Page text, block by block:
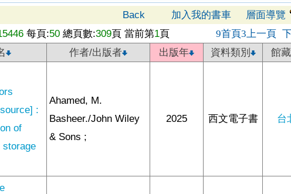
Back 加入我的書車
層面導覽
每頁:50 總頁數:309頁 當前第1頁 9首頁3上一頁
作者/出版者 出版年 資料類別 館
:
of
storage
Ahamed, M.
Basheer./John Wiley
& Sons ;
2025 西文電子書 台